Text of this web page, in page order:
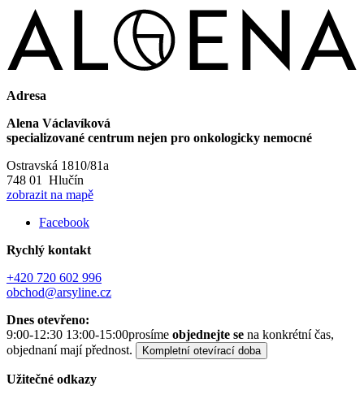
Adresa
Alena Václavíková
specializované centrum nejen pro onkologicky nemocné
Ostravská 1810/81a
748 01 Hlučín
zobrazit na mapě
Facebook
Rychlý kontakt
+420 720 602 996
obchod@arsyline.cz
Dnes otevřeno:
9:00-12:30 13:00-15:00prosíme objednejte se na konkrétní čas,
objednaní mají přednost.
Kompletní otevírací doba
Užitečné odkazy